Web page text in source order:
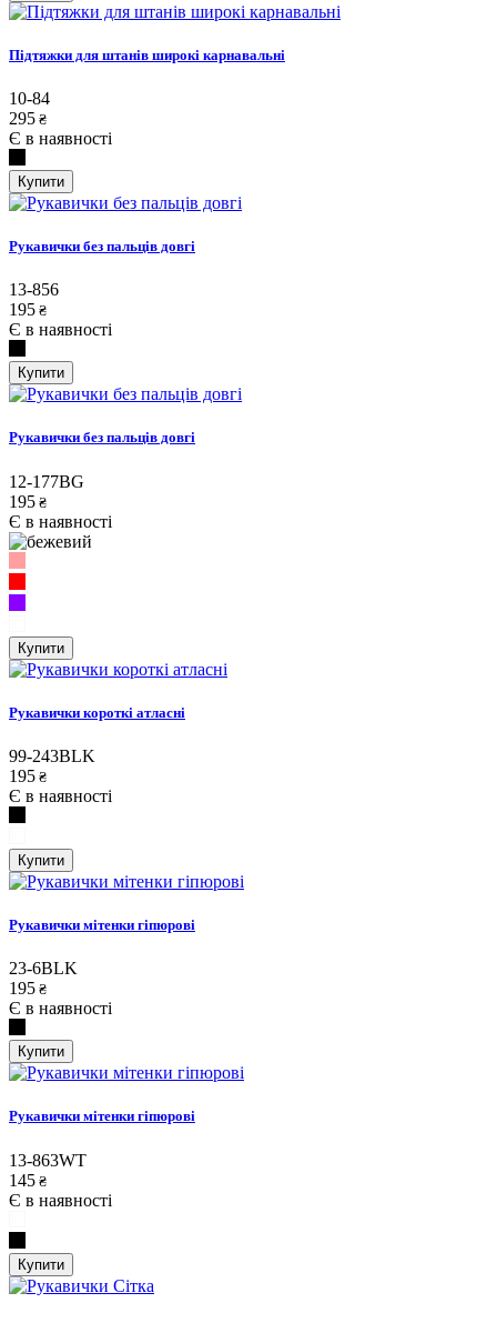
Підтяжки для штанів широкі карнавальні
10-84
295 ₴
Є в наявності
Купити
Рукавички без пальців довгі
13-856
195 ₴
Є в наявності
Купити
Рукавички без пальців довгі
12-177BG
195 ₴
Є в наявності
Купити
Рукавички короткі атласні
99-243BLK
195 ₴
Є в наявності
Купити
Рукавички мітенки гіпюрові
23-6BLK
195 ₴
Є в наявності
Купити
Рукавички мітенки гіпюрові
13-863WT
145 ₴
Є в наявності
Купити